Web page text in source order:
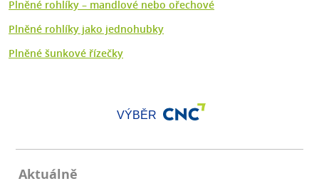
Plněné rohlíky – mandlové nebo ořechové
Plněné rohlíky jako jednohubky
Plněné šunkové řízečky
VÝBĚR
Aktuálně